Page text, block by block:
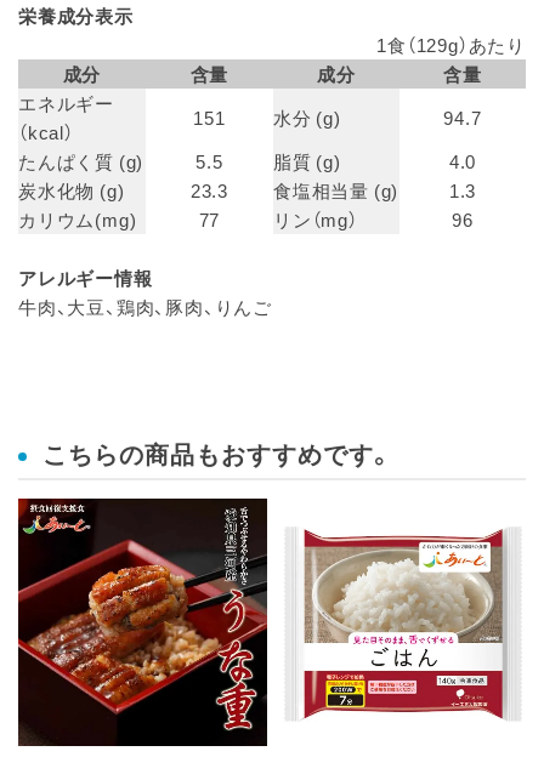
栄養成分表示
1食（129g）あたり
成分
含量 成分
含量
エネルギー
（kcal）
151 水分 (g)
94.7
たんぱく質 (g)
5.5 脂質 (g)
4.0
炭水化物 (g)
23.3 食塩相当量 (g)
1.3
カリウム(mg)
77 リン（mg） 96
アレルギー情報
牛肉、大豆、鶏肉、豚肉、りんご
こちらの商品もおすすめです。